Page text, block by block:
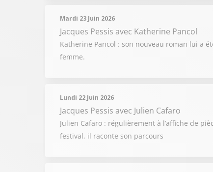
Mardi 23 Juin 2026
Jacques Pessis avec Katherine Pancol
Katherine Pancol : son nouveau roman lui a
femme.
Lundi 22 Juin 2026
Jacques Pessis avec Julien Cafaro
Julien Cafaro : régulièrement à l’affiche de
festival, il raconte son parcours